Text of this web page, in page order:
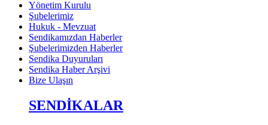
Yönetim Kurulu
Şubelerimiz
Hukuk - Mevzuat
Sendikamızdan Haberler
Şubelerimizden Haberler
Sendika Duyuruları
Sendika Haber Arşivi
Bize Ulaşın
SENDİKALAR